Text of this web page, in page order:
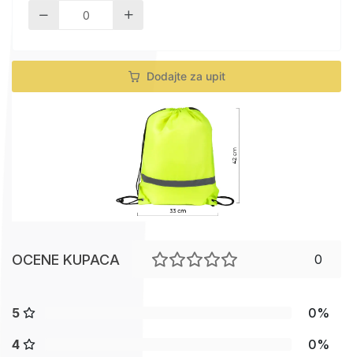
Dodajte za upit
OCENE KUPACA 0
5
0%
4
0%